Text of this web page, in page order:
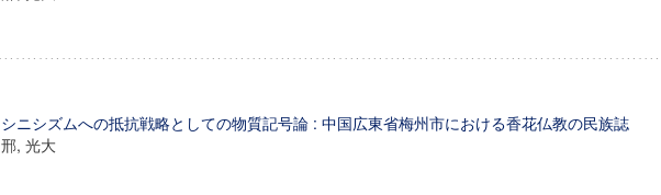
シニシズムへの抵抗戦略としての物質記号論 : 中国広東省梅州市における香花仏教の民族誌
邢, 光大